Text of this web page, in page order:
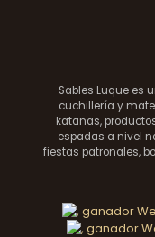
Sables Luque es
cuchillería y
katanas,
espadas a nivel
fiestas patronales,